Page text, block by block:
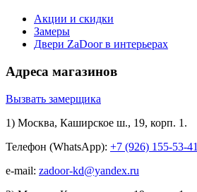
Акции и скидки
Замеры
Двери ZaDoor в интерьерах
Адреса магазинов
Вызвать замерщика
1) Москва, Каширское ш., 19, корп. 1.
Телефон (WhatsApp): +7 (926) 155-53-41
e-mail: zadoor-kd@yandex.ru